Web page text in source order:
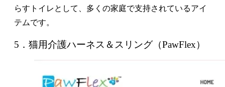
らすトイレとして、多くの家庭で支持されているアイ
テムです。
5．猫用介護ハーネス＆スリング（PawFlex）